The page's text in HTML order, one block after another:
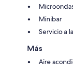
Minibar
Servicio a
Más
Aire